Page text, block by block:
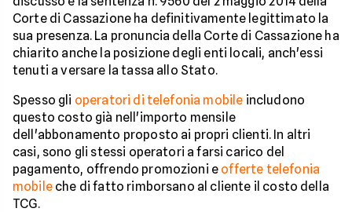
Corte di Cassazione ha definitivamente legittimato la
sua presenza. La pronuncia della Corte di Cassazione ha
chiarito anche la posizione degli enti locali, anch'essi
tenuti a versare la tassa allo Stato.
Spesso gli operatori di telefonia mobile includono
questo costo già nell'importo mensile
dell'abbonamento proposto ai propri clienti. In altri
casi, sono gli stessi operatori a farsi carico del
pagamento, offrendo promozioni e offerte telefonia
mobileche di fatto rimborsano al cliente il costo della
TCG.